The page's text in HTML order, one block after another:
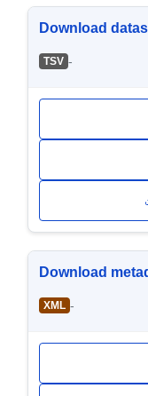
Download
TSV -
Download
XML -